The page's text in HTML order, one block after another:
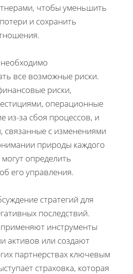
чтобы уменьшить
и сохранить
все возможные риски.
риски,
операционные
из-за сбоя процессов, и
связанные с изменениями
природы каждого
определить
его управления.
стратегий для
последствий.
инструменты
активов или создают
партнерствах ключевым
страховка, которая